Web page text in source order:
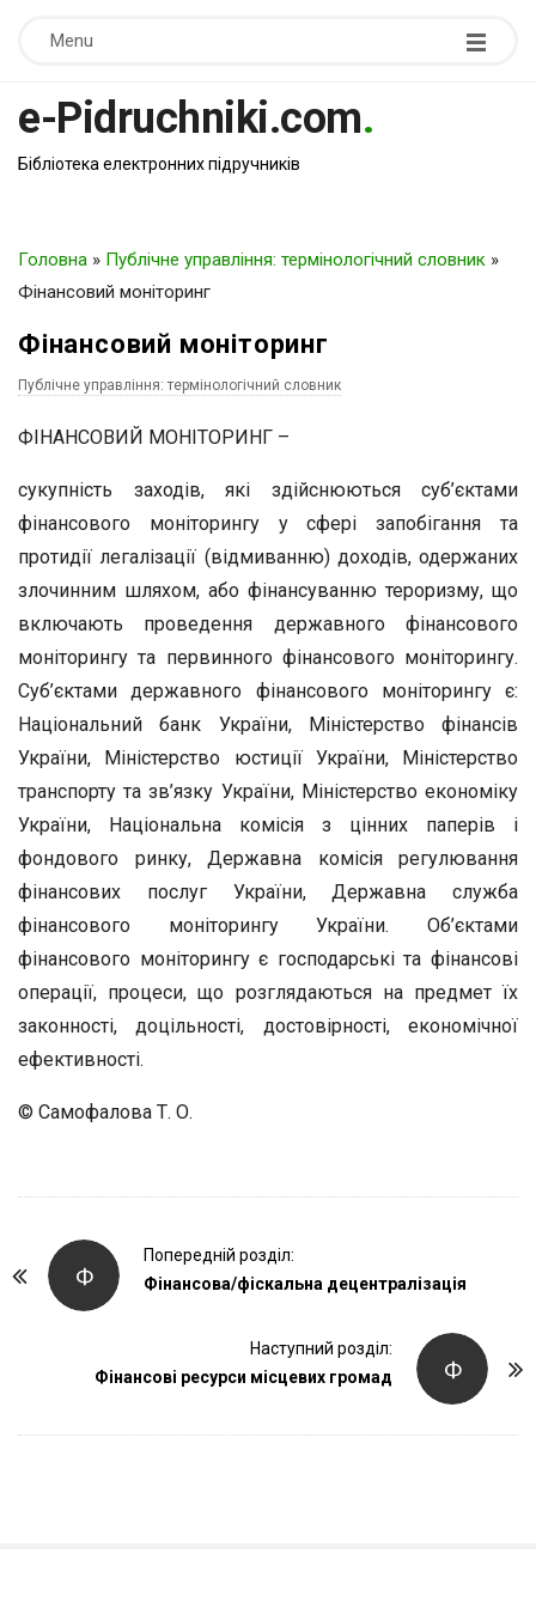
Menu
e-Pidruchniki.com.
Бібліотека електронних підручників
Головна » Публічне управління: термінологічний словник »
Фінансовий моніторинг
Фінансовий моніторинг
Публічне управління: термінологічний словник
ФІНАНСОВИЙ МОНІТОРИНГ –
сукупність заходів, які здійснюються суб’єктами
фінансового моніторингу у сфері запобігання та
протидії легалізації (відмиванню) доходів, одержаних
злочинним шляхом, або фінансуванню тероризму, що
включають проведення державного фінансового
моніторингу та первинного фінансового моніторингу.
Суб’єктами державного фінансового моніторингу є:
Національний банк України, Міністерство фінансів
України, Міністерство юстиції України, Міністерство
транспорту та зв’язку України, Міністерство економіку
України, Національна комісія з цінних паперів і
фондового ринку, Державна комісія регулювання
фінансових послуг України, Державна служба
фінансового моніторингу України. Об’єктами
фінансового моніторингу є господарські та фінансові
операції, процеси, що розглядаються на предмет їх
законності, доцільності, достовірності, економічної
ефективності.
© Самофалова Т. О.
Ф
Попередній розділ:
Фінансова/фіскальна децентралізація
Ф
Наступний розділ:
Фінансові ресурси місцевих громад